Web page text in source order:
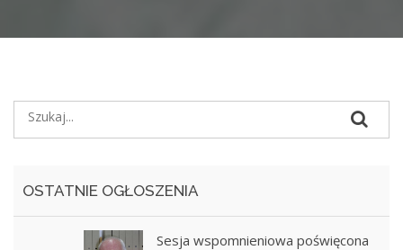
OSTATNIE OGŁOSZENIA
Sesja wspomnieniowa poświęcona